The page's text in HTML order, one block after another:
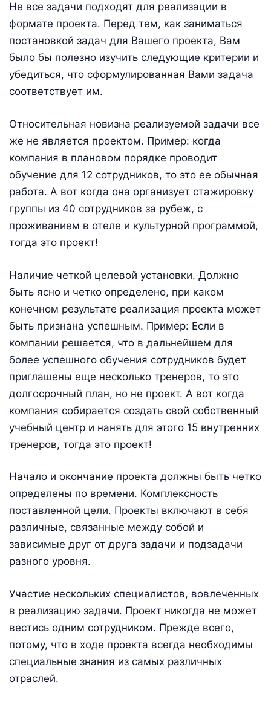
Не все задачи подходят для реализации в
формате проекта. Перед тем, как заниматься
постановкой задач для Вашего проекта, Вам
было бы полезно изучить следующие критерии и
убедиться, что сформулированная Вами задача
соответствует им.
Относительная новизна реализуемой задачи все
же не является проектом. Пример: когда
компания в плановом порядке проводит
обучение для 12 сотрудников, то это ее обычная
работа. А вот когда она организует стажировку
группы из 40 сотрудников за рубеж, с
проживанием в отеле и культурной программой,
тогда это проект!
Наличие четкой целевой установки. Должно
быть ясно и четко определено, при каком
конечном результате реализация проекта может
быть признана успешным. Пример: Если в
компании решается, что в дальнейшем для
более успешного обучения сотрудников будет
приглашены еще несколько тренеров, то это
долгосрочный план, но не проект. А вот когда
компания собирается создать свой собственный
учебный центр и нанять для этого 15 внутренних
тренеров, тогда это проект!
Начало и окончание проекта должны быть четко
определены по времени. Комплексность
поставленной цели. Проекты включают в себя
различные, связанные между собой и
зависимые друг от друга задачи и подзадачи
разного уровня.
Участие нескольких специалистов, вовлеченных
в реализацию задачи. Проект никогда не может
вестись одним сотрудником. Прежде всего,
потому, что в ходе проекта всегда необходимы
специальные знания из самых различных
отраслей.